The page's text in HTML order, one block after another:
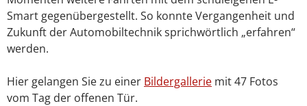
Smart gegenübergestellt. So konnte Vergangenheit und
Zukunft der Automobiltechnik sprichwörtlich „erfahren“
werden.
Hier gelangen Sie zu einer Bildergallerie mit 47 Fotos
vom Tag der offenen Tür.